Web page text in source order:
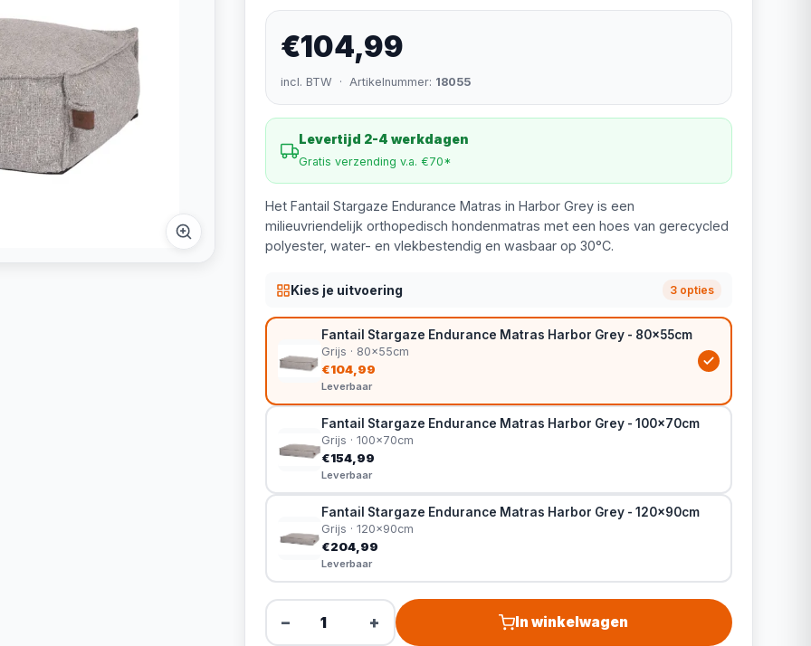
€104,99
incl. BTW · Artikelnummer: 18055
Levertijd 2-4 werkdagen
Gratis verzending v.a. €70*
Het Fantail Stargaze Endurance Matras in Harbor Grey is een
milieuvriendelijk orthopedisch hondenmatras met een hoes van gerecycled
polyester, water- en vlekbestendig en wasbaar op 30°C.
Kies je uitvoering 3 opties
Fantail Stargaze Endurance Matras Harbor Grey - 80x55cm
Grijs · 80x55cm
€104,99
Leverbaar
Fantail Stargaze Endurance Matras Harbor Grey - 100x70cm
Grijs · 100x70cm
€154,99
Leverbaar
Fantail Stargaze Endurance Matras Harbor Grey - 120x90cm
Grijs · 120x90cm
€204,99
Leverbaar
− + In winkelwagen